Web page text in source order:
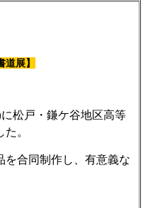
展】
に松戸・鎌ケ谷地区高等
。
を合同制作し、有意義な